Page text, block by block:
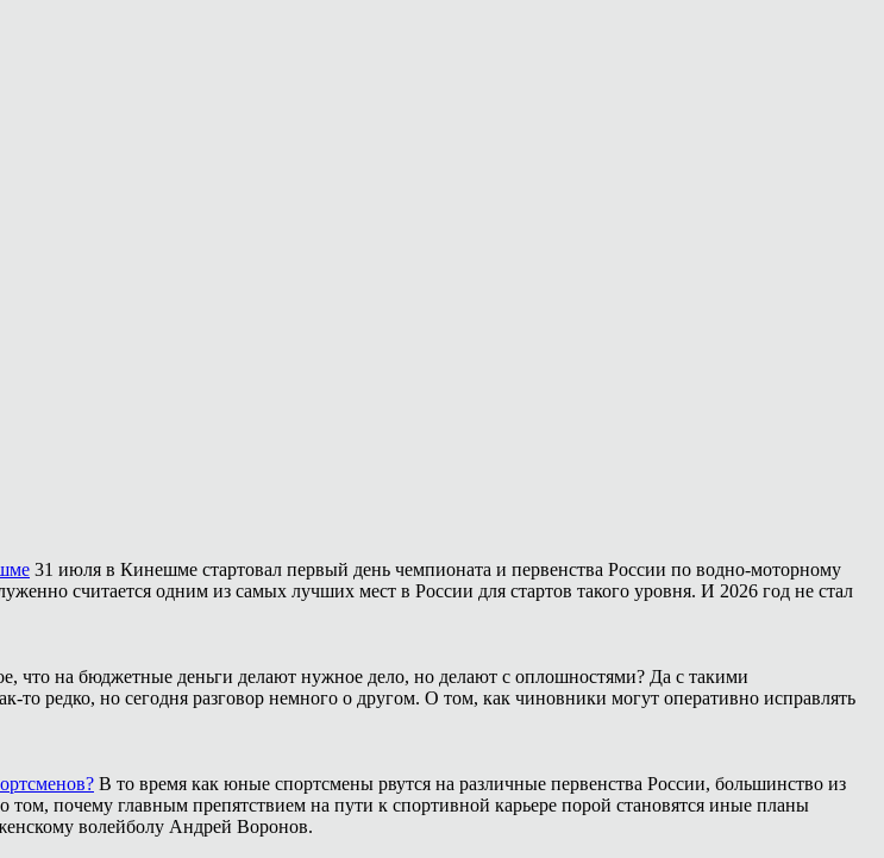
31 июля в Кинешме стартовал первый день чемпионата и первенства России по водно-моторному
считается одним из самых лучших мест в России для стартов такого уровня. И 2026 год не стал
что на бюджетные деньги делают нужное дело, но делают с оплошностями? Да с такими
то редко, но сегодня разговор немного о другом. О том, как чиновники могут оперативно исправлять
В то время как юные спортсмены рвутся на различные первенства России, большинство из
почему главным препятствием на пути к спортивной карьере порой становятся иные планы
волейболу Андрей Воронов.